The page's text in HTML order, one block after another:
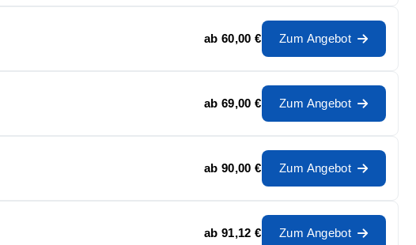
ab 60,00 € Zum Angebot
ab 69,00 € Zum Angebot
ab 90,00 € Zum Angebot
ab 91,12 € Zum Angebot